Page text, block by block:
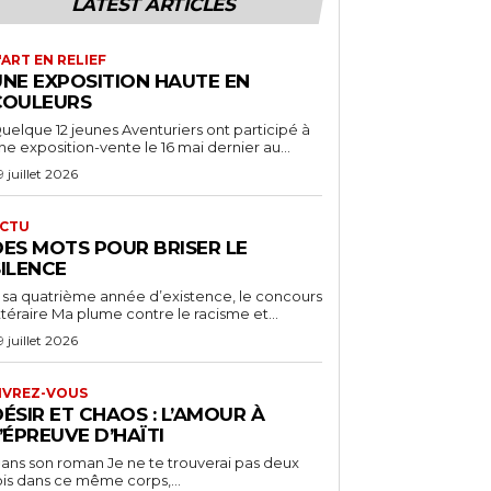
LATEST ARTICLES
EN RELIEF
EXPOSITION HAUTE EN
12 jeunes Aventuriers ont participé à
exposition-vente le 16 mai dernier au...
juillet 2026
MOTS POUR BRISER LE
sa quatrième année d’existence, le concours
Ma plume contre le racisme et...
juillet 2026
VOUS
ET CHAOS : L’AMOUR À
D’HAÏTI
son roman Je ne te trouverai pas deux
dans ce même corps,...